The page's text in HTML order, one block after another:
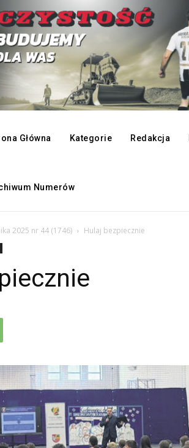
Główna Kategorie Redakcja
Numerów
2025 nr 44 (1746) Hulaj bezpiecznie